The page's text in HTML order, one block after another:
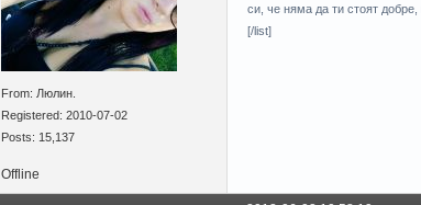
From: Люлин.
Registered: 2010-07-02
Posts: 15,137
си, че няма да ти стоят
[/list]
Offline